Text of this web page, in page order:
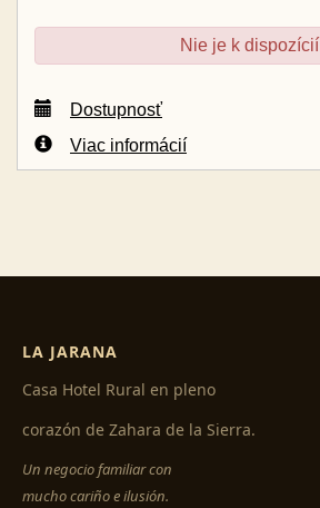
Nie je k dispozícií
Dostupnosť
Viac informácií
LA JARANA
Casa Hotel Rural en pleno
corazón de Zahara de la Sierra.
Un negocio familiar con
mucho cariño e ilusión.